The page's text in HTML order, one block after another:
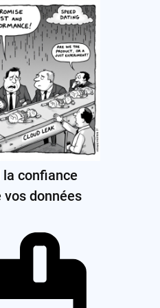
la confiance
données